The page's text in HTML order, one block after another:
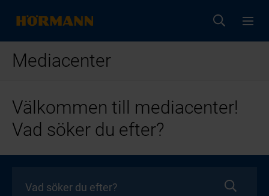
Mediacenter
Välkommen till mediacenter!
Vad söker du efter?